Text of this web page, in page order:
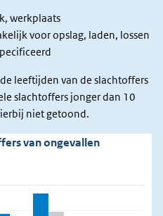
werkplaats
voor opslag, laden, lossen
leeftijden van de slachtoffers
slachtoffers jonger dan 10
niet getoond.